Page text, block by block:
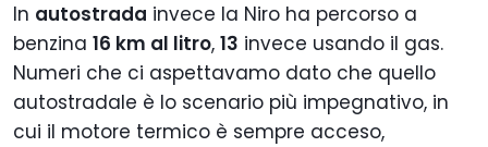
In autostrada invece la Niro ha percorso a
benzina 16 km al litro, 13 invece usando il gas.
Numeri che ci aspettavamo dato che quello
autostradale è lo scenario più impegnativo, in
cui il motore termico è sempre acceso,